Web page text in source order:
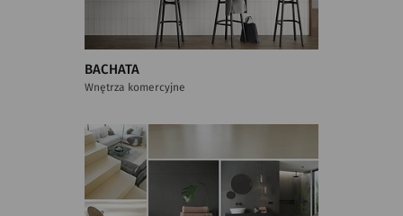
BACHATA
Wnętrza komercyjne